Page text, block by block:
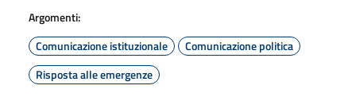
Argomenti:
Comunicazione istituzionale
Comunicazione politica
Risposta alle emergenze